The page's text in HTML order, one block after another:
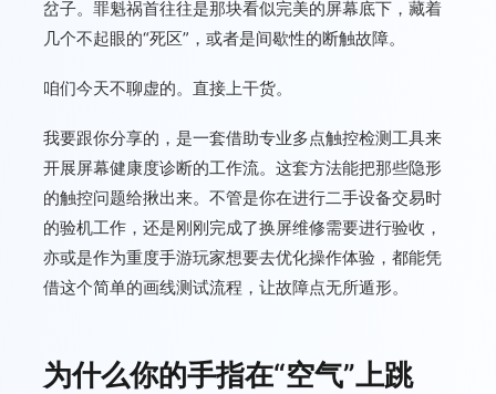
岔子。罪魁祸首往往是那块看似完美的屏幕底下，藏着
几个不起眼的“死区”，或者是间歇性的断触故障。
咱们今天不聊虚的。直接上干货。
我要跟你分享的，是一套借助专业多点触控检测工具来
开展屏幕健康度诊断的工作流。这套方法能把那些隐形
的触控问题给揪出来。不管是你在进行二手设备交易时
的验机工作，还是刚刚完成了换屏维修需要进行验收，
亦或是作为重度手游玩家想要去优化操作体验，都能凭
借这个简单的画线测试流程，让故障点无所遁形。
为什么你的手指在“空气”上跳